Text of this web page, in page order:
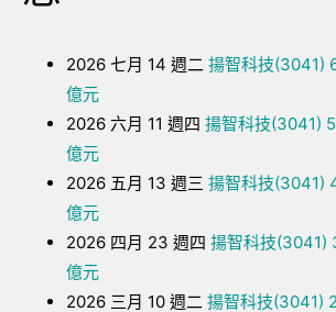
2026 七月 14 週二 揚智科技(3041)
億元
2026 六月 11 週四 揚智科技(3041)
億元
2026 五月 13 週三 揚智科技(3041)
億元
2026 四月 23 週四 揚智科技(3041)
億元
2026 三月 10 週二 揚智科技(3041)